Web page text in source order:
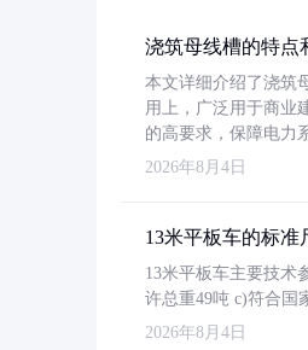
浇筑母线槽的特点
本文详细介绍了浇筑
用上，广泛用于商业
的高要求，保障电力
2026年8月4日
13米平板车的标准
13米平板车主要技术
许总重49吨 c)符合国
2026年8月4日